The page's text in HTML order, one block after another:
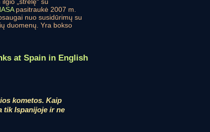
pasitraukė 2007 m.
nuo susidūrimų su
duomenų. Yra bokso
at Spain in English
kometos. Kaip
tik Ispanijoje ir ne